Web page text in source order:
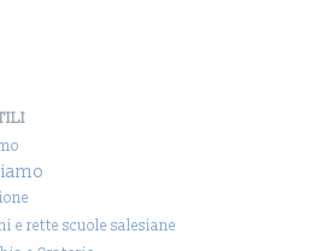
e rette scuole salesiane